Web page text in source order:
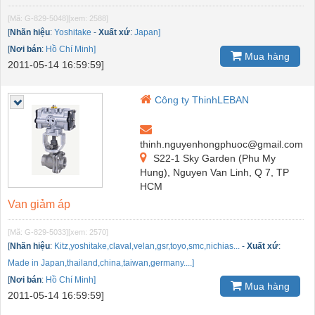
[Mã: G-829-5048][xem: 2588]
[Nhãn hiệu: Yoshitake - Xuất xứ: Japan]
[Nơi bán: Hồ Chí Minh]
2011-05-14 16:59:59]
Mua hàng
Công ty ThinhLEBAN
thinh.nguyenhongphuoc@gmail.com
S22-1 Sky Garden (Phu My
Hung), Nguyen Van Linh, Q 7, TP
HCM
Van giảm áp
[Mã: G-829-5033][xem: 2570]
[Nhãn hiệu: Kitz,yoshitake,claval,velan,gsr,toyo,smc,nichias... - Xuất xứ:
Made in Japan,thailand,china,taiwan,germany....]
[Nơi bán: Hồ Chí Minh]
2011-05-14 16:59:59]
Mua hàng